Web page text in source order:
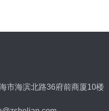
市海滨北路36府前商厦10楼